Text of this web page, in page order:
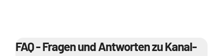
FAQ - Fragen und Antworten zu Kanal-